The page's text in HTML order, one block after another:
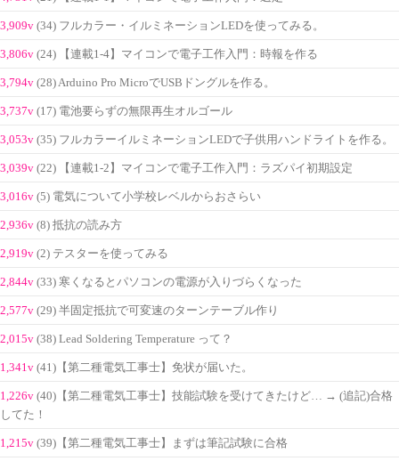
3,909v (34) フルカラー・イルミネーションLEDを使ってみる。
3,806v (24) 【連載1-4】マイコンで電子工作入門：時報を作る
3,794v (28) Arduino Pro MicroでUSBドングルを作る。
3,737v (17) 電池要らずの無限再生オルゴール
3,053v (35) フルカラーイルミネーションLEDで子供用ハンドライトを作る。
3,039v (22) 【連載1-2】マイコンで電子工作入門：ラズパイ初期設定
3,016v (5) 電気について小学校レベルからおさらい
2,936v (8) 抵抗の読み方
2,919v (2) テスターを使ってみる
2,844v (33) 寒くなるとパソコンの電源が入りづらくなった
2,577v (29) 半固定抵抗で可変速のターンテーブル作り
2,015v (38) Lead Soldering Temperature って？
1,341v (41)【第二種電気工事士】免状が届いた。
1,226v (40)【第二種電気工事士】技能試験を受けてきたけど… → (追記)合格
してた！
1,215v (39)【第二種電気工事士】まずは筆記試験に合格